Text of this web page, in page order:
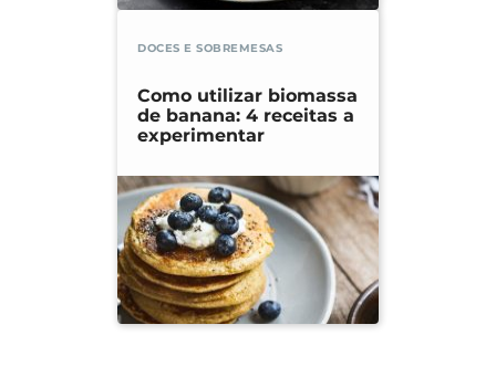
DOCES E SOBREMESAS
Como utilizar biomassa
de banana: 4 receitas a
experimentar